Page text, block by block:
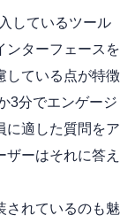
しているツール
ンターフェースを
している点が特徴
3分でエンゲージ
に適した質問をア
ーはそれに答え
されているのも魅